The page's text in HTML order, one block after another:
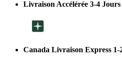
Livraison Accélérée 3-4
Canada Livraison Express 1-